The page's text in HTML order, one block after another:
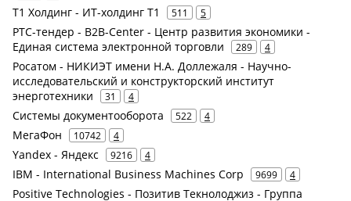
Т1 Холдинг - ИТ-холдинг Т1 511 5
РТС-тендер - B2B-Center - Центр развития экономики -
Единая система электронной торговли
289 4
Росатом - НИКИЭТ имени Н.А. Доллежаля - Научно-
исследовательский и конструкторский институт
энерготехники
31 4
Системы документооборота 522 4
МегаФон 10742 4
Yandex - Яндекс 9216 4
IBM - International Business Machines Corp 9699 4
Positive Technologies - Позитив Текнолоджиз - Группа